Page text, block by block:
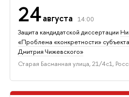
24августа
14:00
Защита кандидатской диссертации
«Проблема «конкретности»
Дмитрия Чижевского»
Старая Басманная улица, 21/4с1,